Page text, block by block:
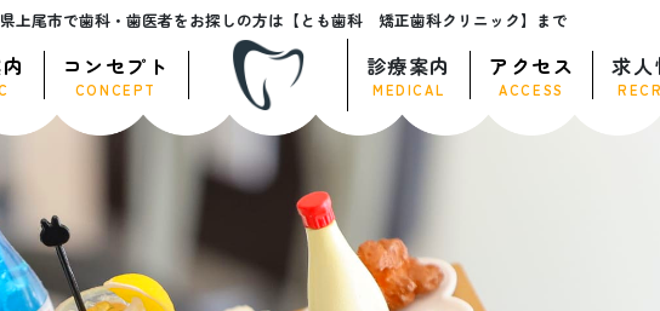
上尾市で歯科・歯医者をお探しの方は【とも歯科 矯正歯科クリニック】まで
コンセプト
CONCEPT
診療案内
MEDICAL
アクセス
ACCESS
求人